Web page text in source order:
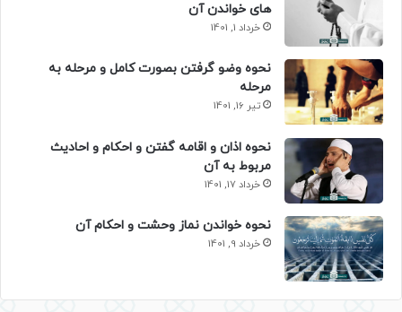
های خواندن آن
خرداد 1, 1401
نحوه وضو گرفتن بصورت کامل و مرحله به
مرحله
تیر 16, 1401
نحوه اذان و اقامه گفتن و احکام و احادیث
مربوط به آن
خرداد 17, 1401
نحوه خواندن نماز وحشت و احکام آن
خرداد 9, 1401